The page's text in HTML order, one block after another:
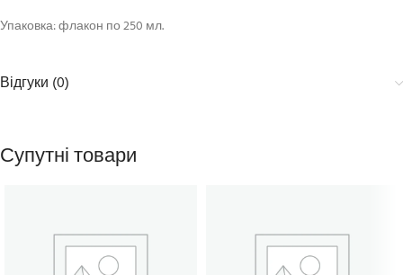
Упаковка: флакон по 250 мл.
Відгуки (0)
Супутні товари